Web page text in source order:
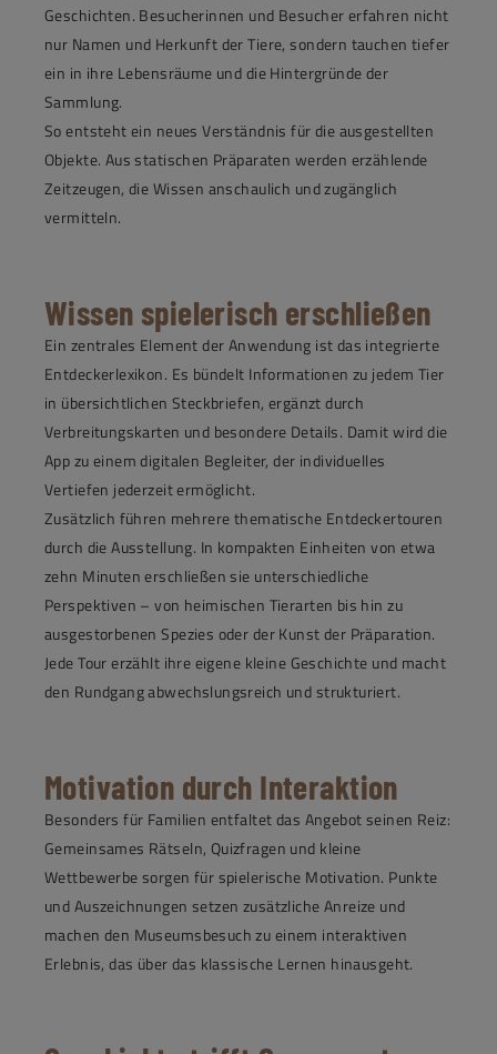
Geschichten. Besucherinnen und Besucher erfahren nicht
nur Namen und Herkunft der Tiere, sondern tauchen tiefer
ein in ihre Lebensräume und die Hintergründe der
Sammlung.
So entsteht ein neues Verständnis für die ausgestellten
Objekte. Aus statischen Präparaten werden erzählende
Zeitzeugen, die Wissen anschaulich und zugänglich
vermitteln.
Wissen spielerisch erschließen
Ein zentrales Element der Anwendung ist das integrierte
Entdeckerlexikon. Es bündelt Informationen zu jedem Tier
in übersichtlichen Steckbriefen, ergänzt durch
Verbreitungskarten und besondere Details. Damit wird die
App zu einem digitalen Begleiter, der individuelles
Vertiefen jederzeit ermöglicht.
Zusätzlich führen mehrere thematische Entdeckertouren
durch die Ausstellung. In kompakten Einheiten von etwa
zehn Minuten erschließen sie unterschiedliche
Perspektiven – von heimischen Tierarten bis hin zu
ausgestorbenen Spezies oder der Kunst der Präparation.
Jede Tour erzählt ihre eigene kleine Geschichte und macht
den Rundgang abwechslungsreich und strukturiert.
Motivation durch Interaktion
Besonders für Familien entfaltet das Angebot seinen Reiz:
Gemeinsames Rätseln, Quizfragen und kleine
Wettbewerbe sorgen für spielerische Motivation. Punkte
und Auszeichnungen setzen zusätzliche Anreize und
machen den Museumsbesuch zu einem interaktiven
Erlebnis, das über das klassische Lernen hinausgeht.